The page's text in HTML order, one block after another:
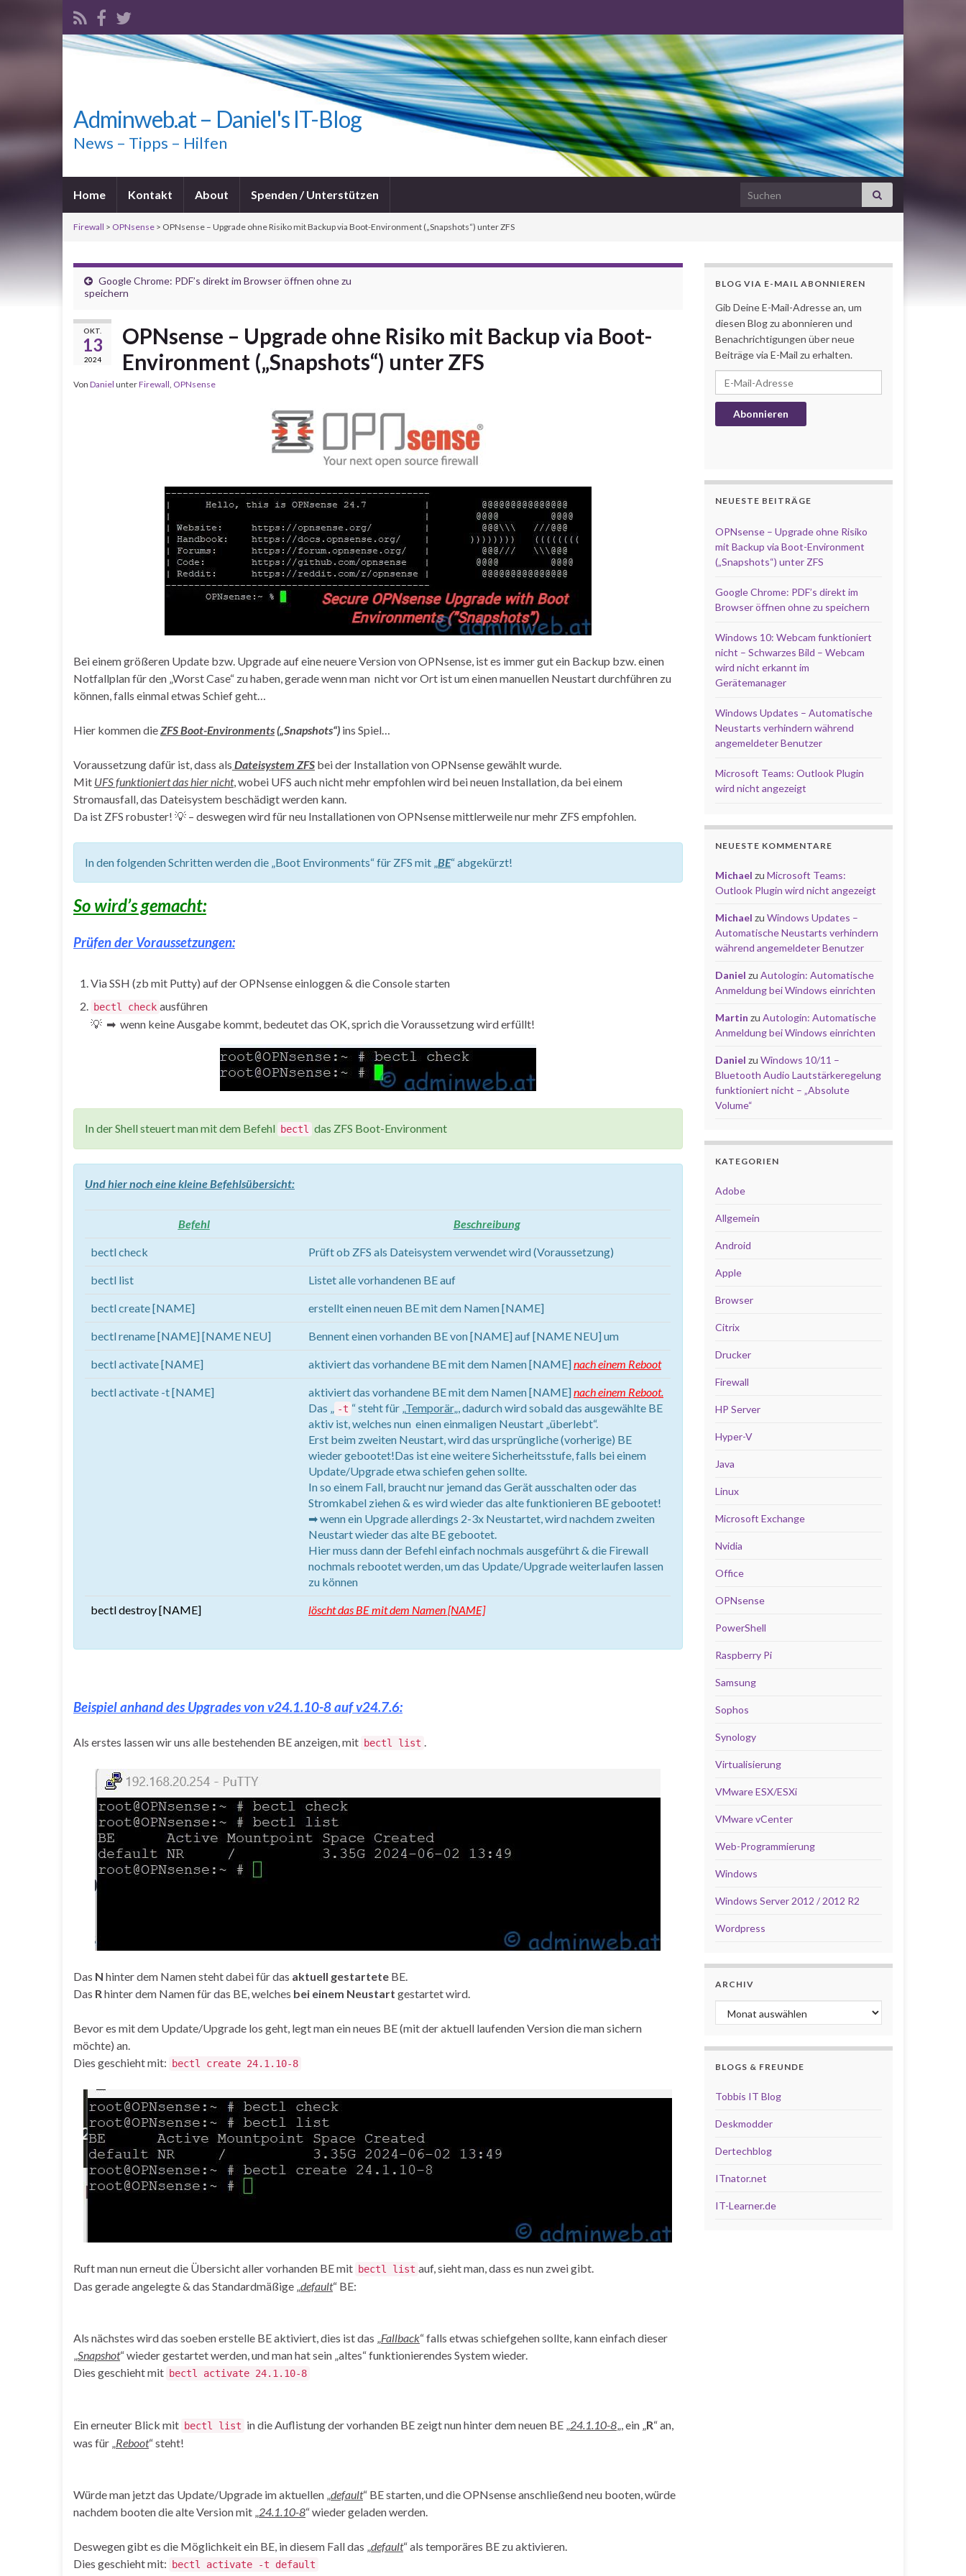
Adminweb.at – Daniel's IT-Blog
News – Tipps – Hilfen
Home Kontakt About Spenden / Unterstützen Search for:
Firewall > OPNsense > OPNsense – Upgrade ohne Risiko mit Backup via Boot-Environment („Snapshots“) unter ZFS
Google Chrome: PDF’s direkt im Browser öffnen ohne zu
speichern
OKT.
13
2024
OPNsense – Upgrade ohne Risiko mit Backup via Boot-
Environment („Snapshots“) unter ZFS
Von Daniel unterFirewall, OPNsense
Bei einem größeren Update bzw. Upgrade auf eine neuere Version von OPNsense, ist es immer gut ein Backup bzw. einen
Notfallplan für den „Worst Case“ zu haben, gerade wenn man nicht vor Ort ist um einen manuellen Neustart durchführen zu
können, falls einmal etwas Schief geht…
Hier kommen dieZFS Boot-Environments(„Snapshots“) ins Spiel…
Voraussetzung dafür ist, dass als Dateisystem ZFS bei der Installation von OPNsense gewählt wurde.
Mit UFS funktioniert das hier nicht, wobei UFS auch nicht mehr empfohlen wird bei neuen Installation, da bei einem
Stromausfall, das Dateisystem beschädigt werden kann.
Da ist ZFS robuster! 💡 – deswegen wird für neu Installationen von OPNsense mittlerweile nur mehr ZFS empfohlen.
In den folgenden Schritten werden die „Boot Environments“ für ZFS mit „BE“ abgekürzt!
So wird’s gemacht:
Prüfen der Voraussetzungen:
Via SSH (zb mit Putty) auf der OPNsense einloggen & die Console starten
bectl check ausführen
💡 ➡ wenn keine Ausgabe kommt, bedeutet das OK, sprich die Voraussetzung wird erfüllt!
In der Shell steuert man mit dem Befehl bectl das ZFS Boot-Environment
Und hier noch eine kleine Befehlsübersicht:
Befehl Beschreibung
bectl check Prüft ob ZFS als Dateisystem verwendet wird (Voraussetzung)
bectl list Listet alle vorhandenen BE auf
bectl create [NAME] erstellt einen neuen BE mit dem Namen [NAME]
bectl rename [NAME] [NAME NEU] Bennent einen vorhanden BE von [NAME] auf [NAME NEU] um
bectl activate [NAME] aktiviert das vorhandene BE mit dem Namen [NAME]nach einem Reboot
bectl activate -t [NAME] aktiviert das vorhandene BE mit dem Namen [NAME]nach einem Reboot.
Das „ -t “ steht für „Temporär„, dadurch wird sobald das ausgewählte BE
aktiv ist, welches nun einen einmaligen Neustart „überlebt“.
Erst beim zweiten Neustart, wird das ursprüngliche (vorherige) BE
wieder gebootet!Das ist eine weitere Sicherheitsstufe, falls bei einem
Update/Upgrade etwa schiefen gehen sollte.
In so einem Fall, braucht nur jemand das Gerät ausschalten oder das
Stromkabel ziehen & es wird wieder das alte funktionieren BE gebootet!
➡ wenn ein Upgrade allerdings 2-3x Neustartet, wird nachdem zweiten
Neustart wieder das alte BE gebootet.
Hier muss dann der Befehl einfach nochmals ausgeführt & die Firewall
nochmals rebootet werden, um das Update/Upgrade weiterlaufen lassen
zu können
bectl destroy [NAME] löscht das BE mit dem Namen [NAME]
Beispiel anhand des Upgrades von v24.1.10-8 auf v24.7.6:
Als erstes lassen wir uns alle bestehenden BE anzeigen, mit bectl list .
Das N hinter dem Namen steht dabei für das aktuell gestartete BE.
Das R hinter dem Namen für das BE, welches bei einem Neustart gestartet wird.
Bevor es mit dem Update/Upgrade los geht, legt man ein neues BE (mit der aktuell laufenden Version die man sichern
möchte) an.
Dies geschieht mit:
bectl create 24.1.10-8
Ruft man nun erneut die Übersicht aller vorhanden BE mit bectl list auf, sieht man, dass es nun zwei gibt.
Das gerade angelegte & das Standardmäßige „default“ BE:
Als nächstes wird das soeben erstelle BE aktiviert, dies ist das „Fallback“ falls etwas schiefgehen sollte, kann einfach dieser
„Snapshot“ wieder gestartet werden, und man hat sein „altes“ funktionierendes System wieder.
Dies geschieht mit bectl activate 24.1.10-8
Ein erneuter Blick mit bectl list in die Auflistung der vorhanden BE zeigt nun hinter dem neuen BE „24.1.10-8„, ein „R“ an,
was für „Reboot“ steht!
Würde man jetzt das Update/Upgrade im aktuellen „default“ BE starten, und die OPNsense anschließend neu booten, würde
nachdem booten die alte Version mit „24.1.10-8“ wieder geladen werden.
Deswegen gibt es die Möglichkeit ein BE, in diesem Fall das „default“ als temporäres BE zu aktivieren.
Dies geschieht mit:
bectl activate -t default
BLOG VIA E-MAIL ABONNIEREN
Gib Deine E-Mail-Adresse an, um
diesen Blog zu abonnieren und
Benachrichtigungen über neue
Beiträge via E-Mail zu erhalten.
E-Mail-Adresse
Abonnieren
NEUESTE BEITRÄGE
OPNsense – Upgrade ohne Risiko
mit Backup via Boot-Environment
(„Snapshots“) unter ZFS
Google Chrome: PDF’s direkt im
Browser öffnen ohne zu speichern
Windows 10: Webcam funktioniert
nicht – Schwarzes Bild – Webcam
wird nicht erkannt im
Gerätemanager
Windows Updates – Automatische
Neustarts verhindern während
angemeldeter Benutzer
Microsoft Teams: Outlook Plugin
wird nicht angezeigt
NEUESTE KOMMENTARE
Michael zu Microsoft Teams:
Outlook Plugin wird nicht angezeigt
Michael zu Windows Updates –
Automatische Neustarts verhindern
während angemeldeter Benutzer
Daniel zu Autologin: Automatische
Anmeldung bei Windows einrichten
Martin zu Autologin: Automatische
Anmeldung bei Windows einrichten
Daniel zu Windows 10/11 –
Bluetooth Audio Lautstärkeregelung
funktioniert nicht – „Absolute
Volume“
KATEGORIEN
Adobe
Allgemein
Android
Apple
Browser
Citrix
Drucker
Firewall
HP Server
Hyper-V
Java
Linux
Microsoft Exchange
Nvidia
Office
OPNsense
PowerShell
Raspberry Pi
Samsung
Sophos
Synology
Virtualisierung
VMware ESX/ESXi
VMware vCenter
Web-Programmierung
Windows
Windows Server 2012 / 2012 R2
Wordpress
ARCHIV
Archiv
BLOGS & FREUNDE
Tobbis IT Blog
Deskmodder
Dertechblog
ITnator.net
IT-Learner.de